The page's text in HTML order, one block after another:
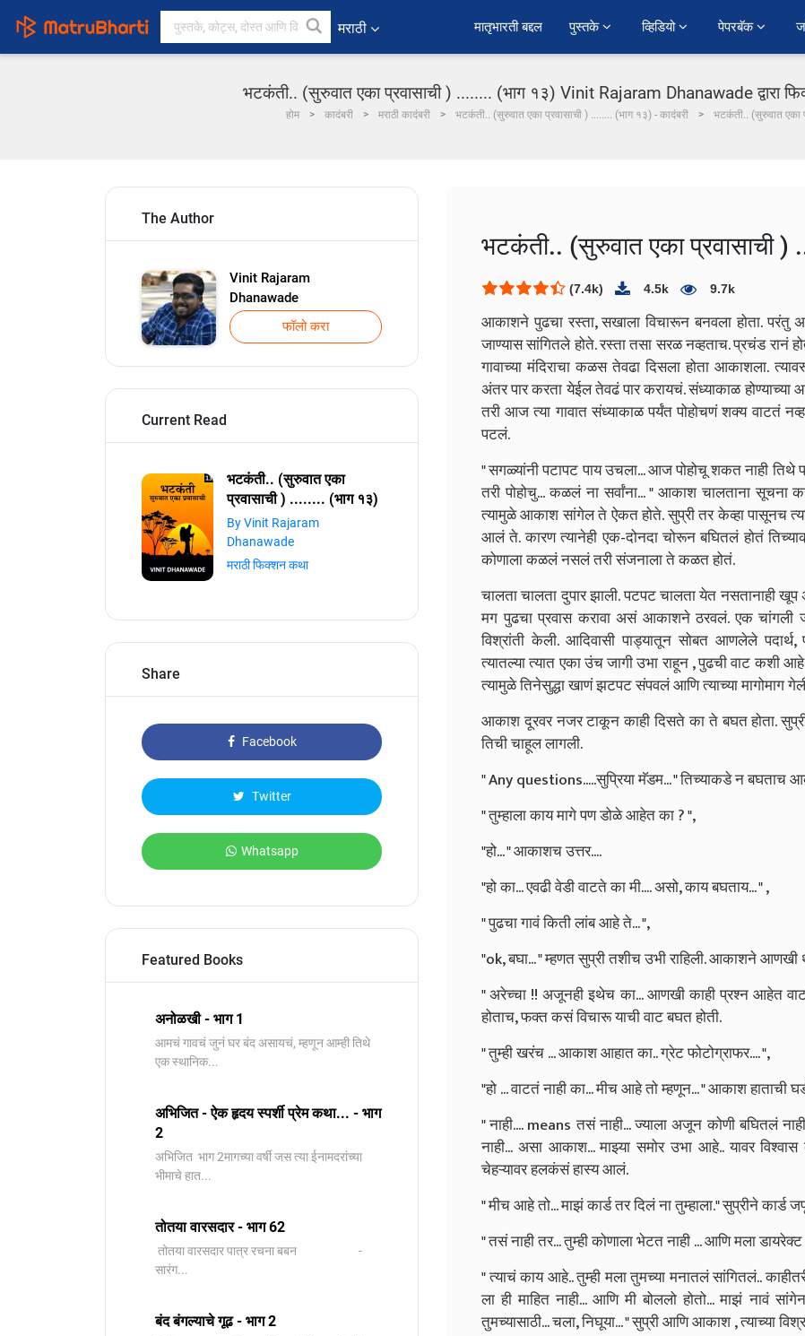
मराठी ﻿मातृभारती बद्दल पुस्तके व्हिडियो पेपरबॅक
भटकंती.. (सुरुवात एका प्रवासाची ) ........ (भाग १३) Vinit Rajaram Dhanawade द्वारा
होम कादंबरी मराठी कादंबरी भटकंती.. (सुरुवात एका प्रवासाची ) ........ (भाग १३) - कादंबरी भटकंती.. (सुरुवात एका
The Author
Vinit Rajaram
Dhanawade
फॉलो करा
Current Read
भटकंती.. (सुरुवात एका
प्रवासाची ) ........ (भाग १३)
By Vinit Rajaram
Dhanawade
मराठी फिक्शन कथा
Share
Facebook
Twitter
Whatsapp
Featured Books
अनोळखी - भाग 1
आमचं गावचं जुनं घर बंद असायचं, म्हणून आम्ही तिथे
एक स्थानिक...
अभिजित - ऐक हृदय स्पर्शी प्रेम कथा... - भाग
2
️अभिजित ️ भाग 2मागच्या वर्षी जस त्या ईनामदरांच्या
भीमाचे हात...
तोतया वारसदार - भाग 62
तोतया वारसदार पात्र रचना बबन -
सारंग...
बंद बंगल्याचे गूढ - भाग 2
भटकंती.. (सुरुवात एका प्रवासाची
(7.4k) 4.5k 9.7k
आकाशने पुढचा रस्ता, सखाला विचारून बनवला होता. परंतु
जाण्यास सांगितले होते. रस्ता तसा सरळ नव्हताच. प्रचंड रानं
गावाच्या मंदिराचा कळस तेवढा दिसला होता आकाशला.
अंतर पार करता येईल तेवढं पार करायचं. संध्याकाळ
तरी आज त्या गावात संध्याकाळ पर्यंत पोहोचणं शक्य वाटतं
पटलं.
" सगळ्यांनी पटापट पाय उचला... आज पोहोचू शकत नाही
तरी पोहोचु... कळलं ना सर्वांना... " आकाश चालताना सूचना
त्यामुळे आकाश सांगेल ते ऐकत होते. सुप्री तर केव्हा पासूनच
आलं ते. कारण त्यानेही एक-दोनदा चोरून बघितलं होतं
कोणाला कळलं नसलं तरी संजनाला ते कळत होतं.
चालता चालता दुपार झाली. पटपट चालता येत नसतानाही
मग पुढचा प्रवास करावा असं आकाशने ठरवलं. एक चांगली
विश्रांती केली. आदिवासी पाड्यातून सोबत आणलेले
त्यातल्या त्यात एका उंच जागी उभा राहून , पुढची वाट कशी
त्यामुळे तिनेसुद्धा खाणं झटपट संपवलं आणि त्याच्या मागोमाग
आकाश दूरवर नजर टाकून काही दिसते का ते बघत होता.
तिची चाहूल लागली.
" Any questions.....सुप्रिया मॅडम... " तिच्याकडे न बघताच
" तुम्हाला काय मागे पण डोळे आहेत का ? ",
"हो... " आकाशच उत्तर....
"हो का... एवढी वेडी वाटते का मी.... असो, काय बघताय... " ,
" पुढचा गावं किती लांब आहे ते... ",
"ok, बघा... " म्हणत सुप्री तशीच उभी राहिली. आकाशने
" अरेच्चा !! अजूनही इथेच का... आणखी काही प्रश्न आहेत
होताच, फक्त कसं विचारू याची वाट बघत होती.
" तुम्ही खरंच ... आकाश आहात का.. ग्रेट फोटोग्राफर.... ",
"हो ... वाटतं नाही का... मीच आहे तो म्हणून... " आकाश हाताची
" नाही.... means तसं नाही... ज्याला अजून कोणी बघितलं
नाही... असा आकाश... माझ्या समोर उभा आहे.. यावर
चेहऱ्यावर हलकंसं हास्य आलं.
" मीच आहे तो... माझं कार्ड तर दिलं ना तुम्हाला." सुप्रीने कार्ड
" तसं नाही तर... तुम्ही कोणाला भेटत नाही ... आणि मला
" त्याचं काय आहे.. तुम्ही मला तुमच्या मनातलं सांगितलं..
ला ही माहित नाही... आणि मी बोललो होतो... माझं नावं
तुमच्यासाठी... चला, निघूया... " सुप्री आणि आकाश , त्याच्या